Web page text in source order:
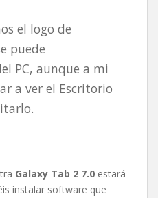
el logo de
puede
PC, aunque a mi
a ver el Escritorio
Galaxy Tab 2 7.0 estará
instalar software que